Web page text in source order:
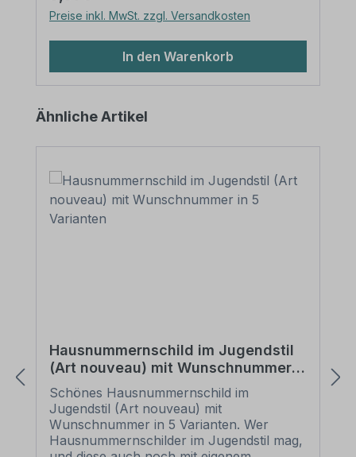
Abdeckkappen in weiß, Ø 12 mm Bitte
beachten Sie: Die Schilderlöcher sollten
gesenkt werden, um die Schraubenköpfe
aufzunehmen. Nach der Senkung müssen
die Schraubenköpfe bündig mit dem
Schild abschließen. Die weißen Kappen
verbergen so für eine gefällige
Preise inkl. MwSt. zzgl. Versandkosten
In den Warenkorb
Produktgalerie überspringen
Ähnliche Artikel
Hausnummernschild im Jugendstil
(Art nouveau) mit Wunschnummer
in 5 Varianten
Schönes Hausnummernschild im
Jugendstil (Art nouveau) mit
Wunschnummer in 5 Varianten. Wer
Hausnummernschilder im Jugendstil mag,